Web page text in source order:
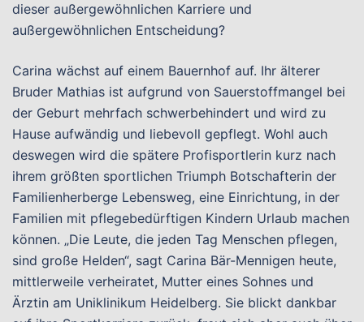
dieser außergewöhnlichen Karriere und
außergewöhnlichen Entscheidung?
Carina wächst auf einem Bauernhof auf. Ihr älterer
Bruder Mathias ist aufgrund von Sauerstoffmangel bei
der Geburt mehrfach schwerbehindert und wird zu
Hause aufwändig und liebevoll gepflegt. Wohl auch
deswegen wird die spätere Profisportlerin kurz nach
ihrem größten sportlichen Triumph Botschafterin der
Familienherberge Lebensweg, eine Einrichtung, in der
Familien mit pflegebedürftigen Kindern Urlaub machen
können. „Die Leute, die jeden Tag Menschen pflegen,
sind große Helden“, sagt Carina Bär-Mennigen heute,
mittlerweile verheiratet, Mutter eines Sohnes und
Ärztin am Uniklinikum Heidelberg. Sie blickt dankbar